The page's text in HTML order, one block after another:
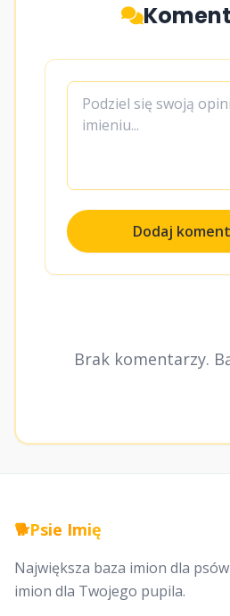
Dodaj
Brak komentarzy.
🐕Psie Imię
Największa baza imion dla
imion dla Twojego pupila.